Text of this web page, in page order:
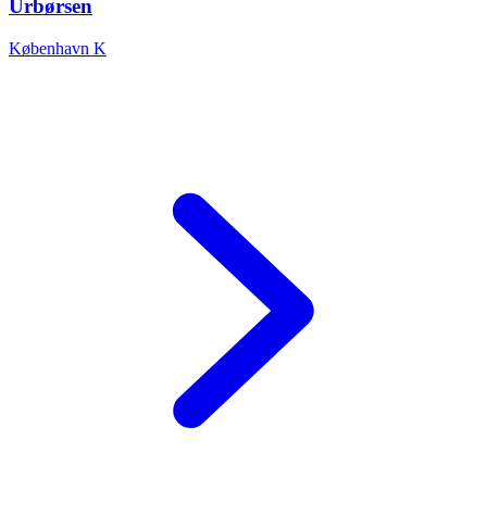
Urbørsen
København K